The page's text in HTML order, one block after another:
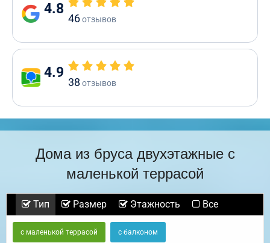
4.8
46отзывов
4.9
38 отзывов
Дома из бруса двухэтажные с
маленькой террасой
Тип Размер Этажность Все
с маленькой террасой с балконом